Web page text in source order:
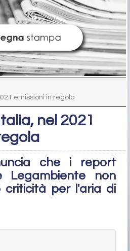
emissioni in regola
nel 2021
che i report
Legambiente non
criticità per l'aria di